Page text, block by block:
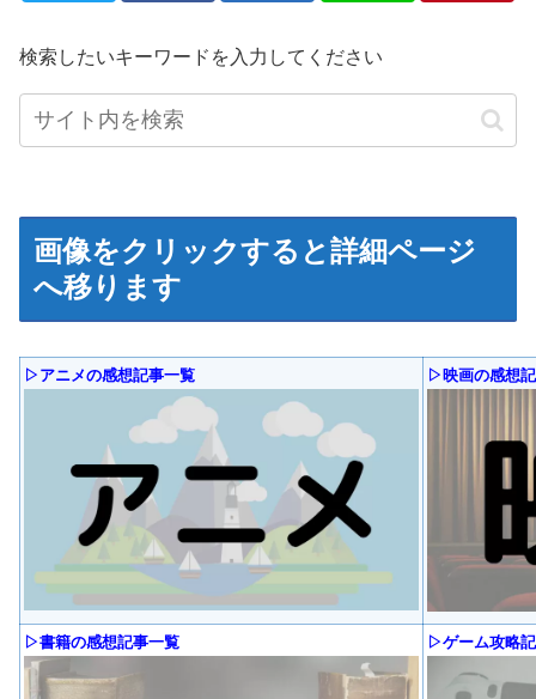
検索したいキーワードを入力してください
画像をクリックすると詳細ページ
へ移ります
▷アニメの感想記事一覧 ▷映画の感想
▷書籍の感想記事一覧 ▷ゲーム攻略